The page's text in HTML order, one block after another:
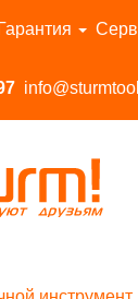
Гарантия